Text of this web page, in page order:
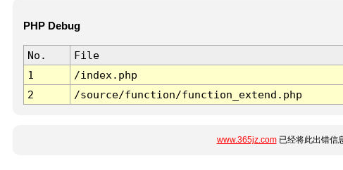
PHP Debug
No. File
1
/index.php
2
/source/function/function_extend.php
www.365jz.com已经将此出错信